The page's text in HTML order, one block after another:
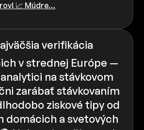
📈 Múdre…
verifikácia
v strednej Európe —
na stávkovom
zarábať stávkovaním
ziskové tipy od
domácich a svetových